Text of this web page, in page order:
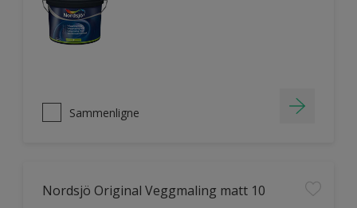
Sammenligne
Nordsjö Original Veggmaling matt 10